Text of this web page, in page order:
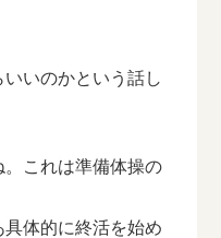
いのかという話し
これは準備体操の
体的に終活を始め